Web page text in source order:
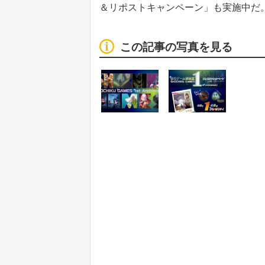
＆リポストキャンペーン」も実施中だ
この記事の写真を見る